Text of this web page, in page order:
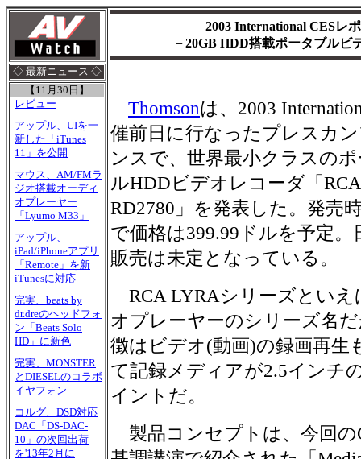
◇ 最新ニュース ◇
【11月30日】
レビュー
アップル、UIを一
新した「iTunes
11」を公開
マウス、AM/FMラ
ジオ搭載オーディ
オプレーヤー
「Lyumo M33」
アップル、
iPad/iPhoneアプリ
「Remote」を新
iTunesに対応
完実、beats by
dr.dreのヘッドフォ
ン「Beats Solo
HD」に新色
完実、MONSTER
とDIESELのコラボ
イヤフォン
コルグ、DSD対応
DAC「DS-DAC-
10」の次回出荷
を'13年2月に
2003 International CESレ
－20GB HDD搭載ポータブルビ
Thomsonは、2003
催前日に行なったプレスカ
ンスで、世界最小クラスの
ルHDDビデオレコーダ「
RD2780」を発表した。発売
で価格は399.99ドルを予定。
販売は未定となっている。
RCA LYRAシリーズといえ
オプレーヤーのシリーズ名
徴はビデオ(動画)の録画再生
て記録メディアが2.5インチ
イントだ。
製品コンセプトは、今回の